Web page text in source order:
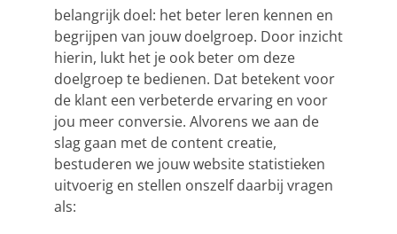
belangrijk doel: het beter leren kennen en
begrijpen van jouw doelgroep. Door inzicht
hierin, lukt het je ook beter om deze
doelgroep te bedienen. Dat betekent voor
de klant een verbeterde ervaring en voor
jou meer conversie. Alvorens we aan de
slag gaan met de content creatie,
bestuderen we jouw website statistieken
uitvoerig en stellen onszelf daarbij vragen
als: